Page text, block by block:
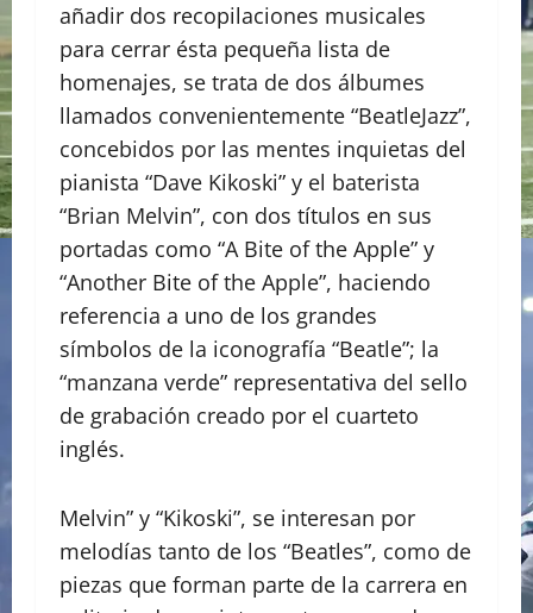
añadir dos recopilaciones musicales
para cerrar ésta pequeña lista de
homenajes, se trata de dos álbumes
llamados convenientemente “BeatleJazz”,
concebidos por las mentes inquietas del
pianista “Dave Kikoski” y el baterista
“Brian Melvin”, con dos títulos en sus
portadas como “A Bite of the Apple” y
“Another Bite of the Apple”, haciendo
referencia a uno de los grandes
símbolos de la iconografía “Beatle”; la
“manzana verde” representativa del sello
de grabación creado por el cuarteto
inglés.
Melvin” y “Kikoski”, se interesan por
melodías tanto de los “Beatles”, como de
piezas que forman parte de la carrera en